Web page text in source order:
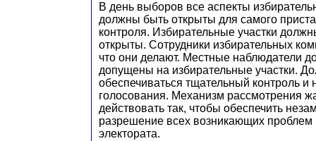
В день выборов все аспекты
должны быть открыты для самого
контроля. Избирательные участки
открыты. Сотрудники избирательных
что они делают. Местные наблюдатели
допущены на избирательные участки.
обеспечиваться тщательный контроль
голосования. Механизм рассмотрения
действовать так, чтобы обеспечить
разрешение всех возникающих проблем
электората.